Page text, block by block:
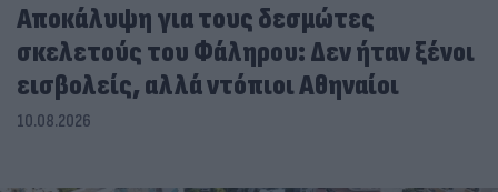
Αποκάλυψη για τους δεσμώτες
σκελετούς του Φάληρου: Δεν ήταν ξένοι
εισβολείς, αλλά ντόπιοι Αθηναίοι
10.08.2026